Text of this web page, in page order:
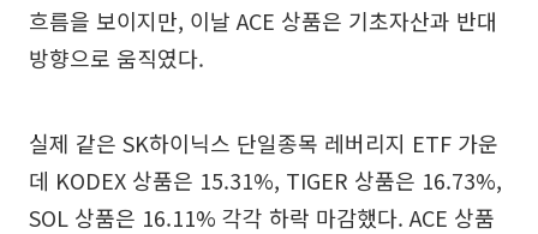
흐름을 보이지만, 이날 ACE 상품은 기초자산과 반대
방향으로 움직였다.
실제 같은 SK하이닉스 단일종목 레버리지 ETF 가운
데 KODEX 상품은 15.31%, TIGER 상품은 16.73%,
SOL 상품은 16.11% 각각 하락 마감했다. ACE 상품